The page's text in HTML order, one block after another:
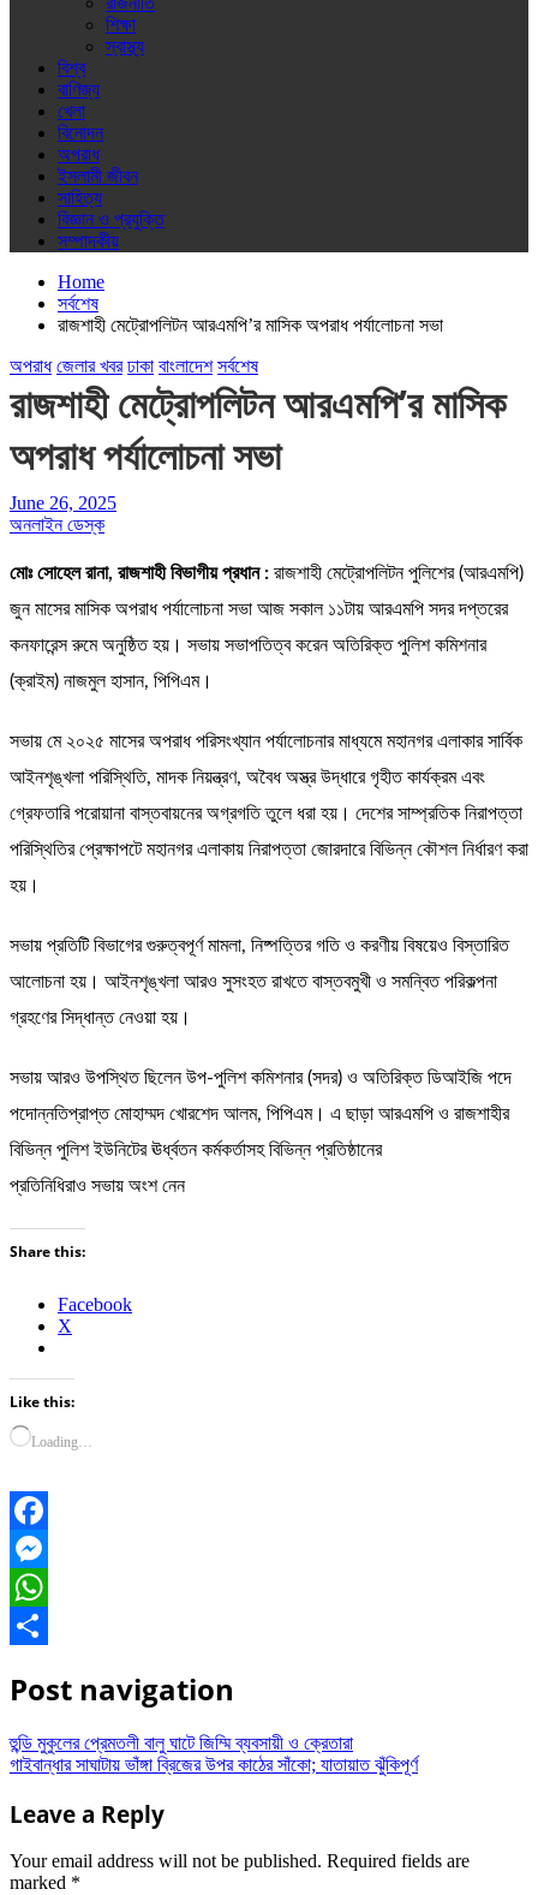
শিক্ষা
স্বাস্থ্য
বিশ্ব
বাণিজ্য
খেলা
বিনোদন
অপরাধ
ইসলামী জীবন
সাহিত্য
বিজ্ঞান ও প্রযুক্তি
সম্পাদকীয়
Home
সর্বশেষ
রাজশাহী মেট্রোপলিটন আরএমপি’র মাসিক অপরাধ পর্যালোচনা সভা
অপরাধ জেলার খবর ঢাকা বাংলাদেশ সর্বশেষ
রাজশাহী মেট্রোপলিটন আরএমপি’র মাসিক
অপরাধ পর্যালোচনা সভা
June 26, 2025
অনলাইন ডেস্ক
মোঃ সোহেল রানা, রাজশাহী বিভাগীয় প্রধান : রাজশাহী মেট্রোপলিটন পুলিশের (আরএমপি)
জুন মাসের মাসিক অপরাধ পর্যালোচনা সভা আজ সকাল ১১টায় আরএমপি সদর দপ্তরের
কনফারেন্স রুমে অনুষ্ঠিত হয়। সভায় সভাপতিত্ব করেন অতিরিক্ত পুলিশ কমিশনার
(ক্রাইম) নাজমুল হাসান, পিপিএম।
সভায় মে ২০২৫ মাসের অপরাধ পরিসংখ্যান পর্যালোচনার মাধ্যমে মহানগর এলাকার সার্বিক
আইনশৃঙ্খলা পরিস্থিতি, মাদক নিয়ন্ত্রণ, অবৈধ অস্ত্র উদ্ধারে গৃহীত কার্যক্রম এবং
গ্রেফতারি পরোয়ানা বাস্তবায়নের অগ্রগতি তুলে ধরা হয়। দেশের সাম্প্রতিক নিরাপত্তা
পরিস্থিতির প্রেক্ষাপটে মহানগর এলাকায় নিরাপত্তা জোরদারে বিভিন্ন কৌশল নির্ধারণ করা
হয়।
সভায় প্রতিটি বিভাগের গুরুত্বপূর্ণ মামলা, নিষ্পত্তির গতি ও করণীয় বিষয়েও বিস্তারিত
আলোচনা হয়। আইনশৃঙ্খলা আরও সুসংহত রাখতে বাস্তবমুখী ও সমন্বিত পরিকল্পনা
গ্রহণের সিদ্ধান্ত নেওয়া হয়।
সভায় আরও উপস্থিত ছিলেন উপ-পুলিশ কমিশনার (সদর) ও অতিরিক্ত ডিআইজি পদে
পদোন্নতিপ্রাপ্ত মোহাম্মদ খোরশেদ আলম, পিপিএম। এ ছাড়া আরএমপি ও রাজশাহীর
বিভিন্ন পুলিশ ইউনিটের ঊর্ধ্বতন কর্মকর্তাসহ বিভিন্ন প্রতিষ্ঠানের
প্রতিনিধিরাও সভায় অংশ নেন
Share this:
Facebook
X
Like this:
Loading…
Facebook
Messenger
WhatsApp
Post navigation
হুন্ডি মুকুলের প্রেমতলী বালু ঘাটে জিম্মি ব্যবসায়ী ও ক্রেতারা
গাইবান্ধার সাঘাটায় ভাঁঙ্গা ব্রিজের উপর কাঠের সাঁকো; যাতায়াত ঝুঁকিপূর্ণ
Leave a Reply
Your email address will not be published. Required fields are
marked *